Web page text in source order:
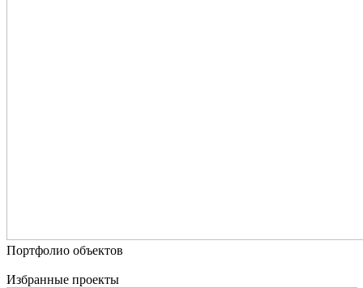
Портфолио объектов
Избранные проекты